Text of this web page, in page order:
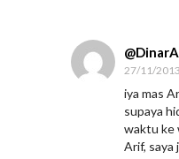
27/11/
iya mas
supaya
waktu ke
Arif, saya